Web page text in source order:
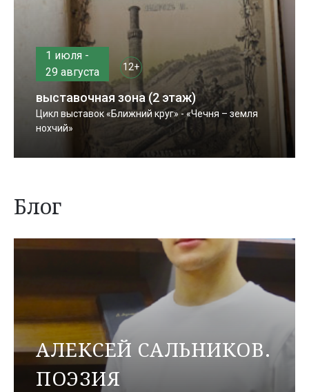
1 июля -
29 августа
12+
выставочная зона (2 этаж)
Цикл выставок «Ближний круг» - «Чечня – земля
нохчий»
Блог
АЛЕКСЕЙ САЛЬНИКОВ.
ПОЭЗИЯ